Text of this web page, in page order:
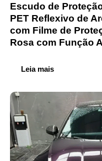
Escudo de
PET Reflexivo de
com Filme de
Rosa com Função
Leia mais